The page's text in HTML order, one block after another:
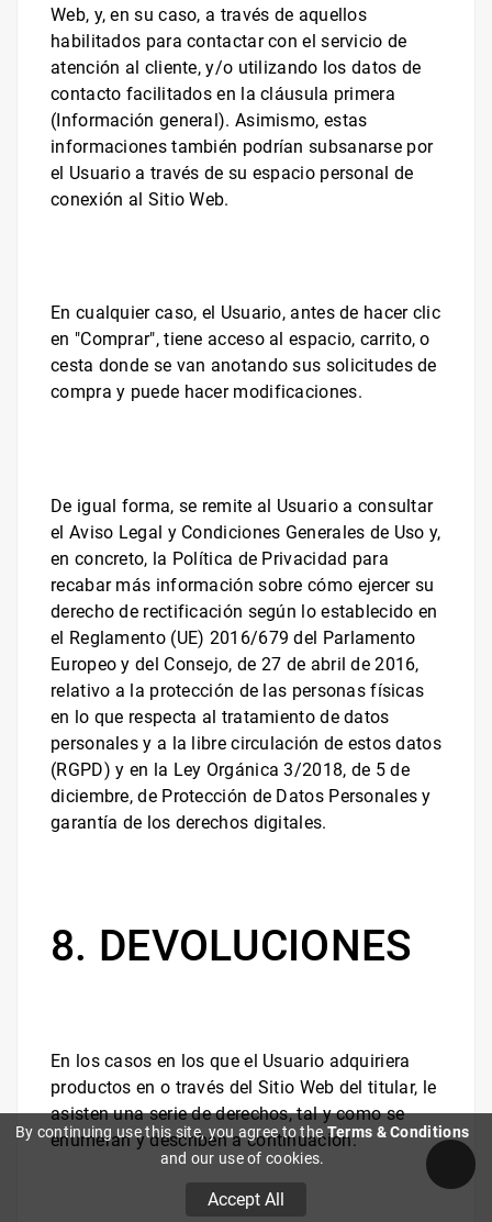
By continuing use this site, you agree to the Terms & Conditions
and our use of cookies.
Accept All
Web, y, en su caso, a través de aquellos
habilitados para contactar con el servicio de
atención al cliente, y/o utilizando los datos de
contacto facilitados en la cláusula primera
(Información general). Asimismo, estas
informaciones también podrían subsanarse por
el Usuario a través de su espacio personal de
conexión al Sitio Web.
En cualquier caso, el Usuario, antes de hacer clic
en "Comprar", tiene acceso al espacio, carrito, o
cesta donde se van anotando sus solicitudes de
compra y puede hacer modificaciones.
De igual forma, se remite al Usuario a consultar
el Aviso Legal y Condiciones Generales de Uso y,
en concreto, la Política de Privacidad para
recabar más información sobre cómo ejercer su
derecho de rectificación según lo establecido en
el Reglamento (UE) 2016/679 del Parlamento
Europeo y del Consejo, de 27 de abril de 2016,
relativo a la protección de las personas físicas
en lo que respecta al tratamiento de datos
personales y a la libre circulación de estos datos
(RGPD) y en la Ley Orgánica 3/2018, de 5 de
diciembre, de Protección de Datos Personales y
garantía de los derechos digitales.
8. DEVOLUCIONES
En los casos en los que el Usuario adquiriera
productos en o través del Sitio Web del titular, le
asisten una serie de derechos, tal y como se
enumeran y describen a continuación: